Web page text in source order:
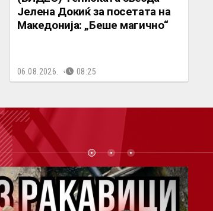
Јелена Докиќ за посетата на
Македонија: „Беше магично“
06.08.2026. 08:25